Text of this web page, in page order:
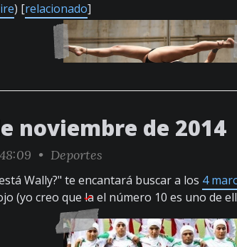
) [relacionado]
noviembre de 2014
• Deportes
Wally?" te encantará buscar a los 4
(yo creo quela el número 10 es uno de